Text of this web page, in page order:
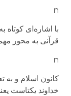
n
با اشاره‌ای کوتاه
قرآنی به محور
n
کانون اسلام و به
خداوند یکتاست